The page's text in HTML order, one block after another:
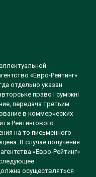
«Евро-Рейтинг»
отдельно указан
право і суміжні
передача третьим
в коммерческих
Рейтингового
на то письменного
В случае получения
«Евро-Рейтинг»
осуществляться